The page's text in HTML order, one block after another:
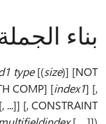
بناء
type[(size)] [NOT
COMP] [index1] [,
...]] [, CONSTRAINT